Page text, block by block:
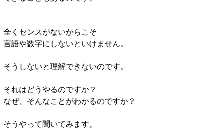
全くセンスがないからこそ
言語や数字にしないといけません。
そうしないと理解できないのです。
それはどうやるのですか？
なぜ、そんなことがわかるのですか？
そうやって聞いてみます。